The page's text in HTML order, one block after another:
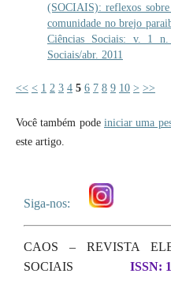
(SOCIAIS): reflexos
comunidade no brejo
Ciências Sociais: v. 1
Sociais/abr. 2011
<< < 1 2 3 4 5 6 7 8 9 10 > >>
Você também pode iniciar uma
este artigo.
Siga-nos:
CAOS – REVISTA
SOCIAIS
ISSN: